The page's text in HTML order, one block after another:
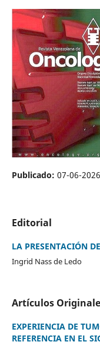
Publicado: 07-06-2026
Editorial
LA PRESENTACIÓN
Ingrid Nass de Ledo
Artículos
EXPERIENCIA DE
REFERENCIA EN EL